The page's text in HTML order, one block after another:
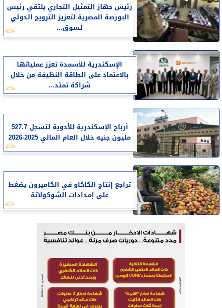
رئيس جهاز التمثيل التجاري يلتقي رئيس
البورصة المصرية لتعزيز الترويج الدولي
لسوق...
الإسكندرية للأسمدة تعزز عملياتها
بالاعتماد على الطاقة النظيفة من خلال
شراكة تمتد...
أرباح الإسكندرية للأدوية لتسجل 527.7
مليون جنيه خلال العام المالي 2025-2026
تراجع إنتاج الكاكاو في الكاميرون يضغط
على إمدادات الشوكولاتة